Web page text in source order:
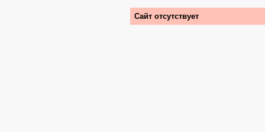
Сайт отсутствует